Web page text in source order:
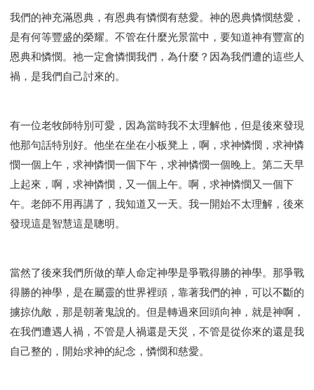
我們的神充滿恩典，有恩典有憐憫有慈愛。神的恩典憐憫慈愛，
是有何等豐盛的榮耀。不管在什麼光景當中，要知道神有豐富的
恩典和憐憫。祂一定會憐憫我們，為什麼？因為我們遭的這些人
禍，是我們自己討來的。
有一位老牧師特別可愛，因為當時我不太理解他，但是後來發現
他那句話特別好。他坐在坐在小板凳上，啊，求神憐憫，求神憐
憫一個上午，求神憐憫一個下午，求神憐憫一個晚上。第二天早
上起來，啊，求神憐憫，又一個上午。啊，求神憐憫又一個下
午。老師不用再講了，我知道又一天。我一開始不太理解，後來
發現這是智慧這是聰明。
當然了後來我們所做的華人命定神學是爭戰得勝的神學。那爭戰
得勝的神學，是在屬靈的世界裡頭，靠著我們的神，可以不斷的
擄掠仇敵，那是朝著鬼說的。但是轉過來回頭向神，就是神啊，
在我們遭遇人禍，不管是人禍還是天災，不管是從你來的還是我
自己整的，開始求神的紀念，憐憫和慈愛。